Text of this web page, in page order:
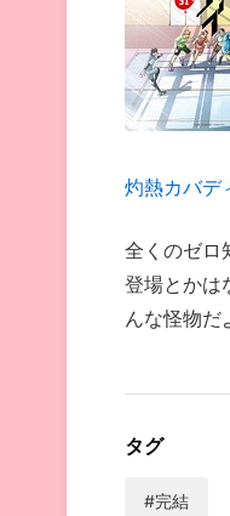
灼熱カバデ
全くのゼロ
登場とかは
んな怪物だ
タグ
#完結